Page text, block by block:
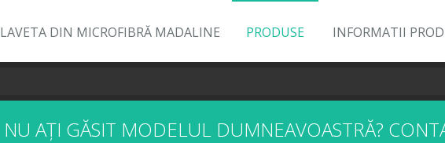
LAVETA DIN MICROFIBRĂ MADALINE PRODUSE INFORMATII
NU AȚI GĂSIT MODELUL DUMNEAVOASTRĂ?